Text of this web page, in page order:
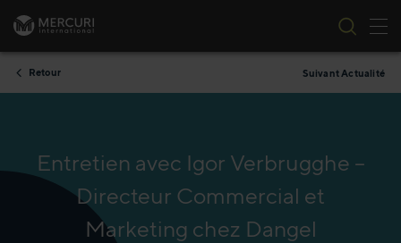
Passer au contenu
Retour Suivant Actualité
Entretien avec Igor Verbrugghe –
Directeur Commercial et
Marketing chez Dangel